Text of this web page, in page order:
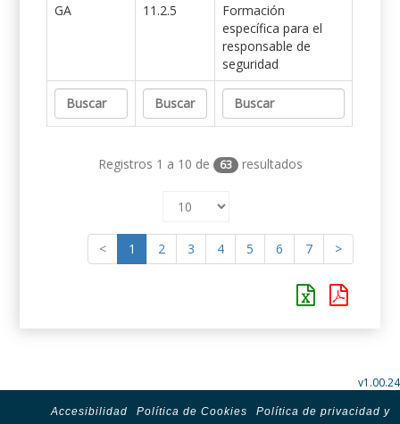
GA
11.2.5
Formación
específica para el
responsable de
seguridad
Registros 1 a 10 de 63 resultados
< 1 2 3 4 5 6 7 >
v1.00.24
Accesibilidad Política de Cookies
Política de privacidad y